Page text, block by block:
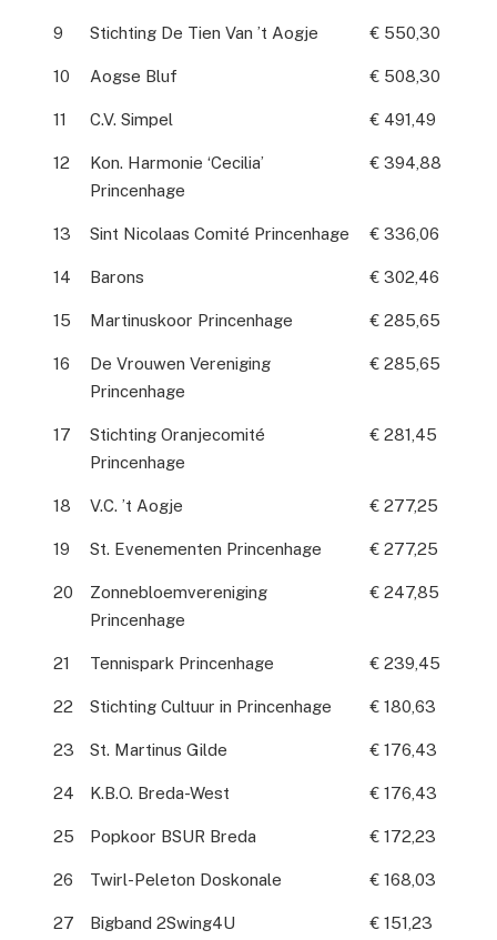
9 Stichting De Tien Van ’t Aogje € 550,30
10 Aogse Bluf € 508,30
11 C.V. Simpel € 491,49
12
Kon. Harmonie ‘Cecilia’
Princenhage
€ 394,88
13 Sint Nicolaas Comité Princenhage € 336,06
14 Barons € 302,46
15 Martinuskoor Princenhage € 285,65
16
De Vrouwen Vereniging
Princenhage
€ 285,65
17
Stichting Oranjecomité
Princenhage
€ 281,45
18 V.C. ’t Aogje € 277,25
19 St. Evenementen Princenhage € 277,25
20
Zonnebloemvereniging
Princenhage
€ 247,85
21 Tennispark Princenhage € 239,45
22 Stichting Cultuur in Princenhage € 180,63
23 St. Martinus Gilde € 176,43
24 K.B.O. Breda-West € 176,43
25 Popkoor BSUR Breda € 172,23
26 Twirl-Peleton Doskonale € 168,03
27 Bigband 2Swing4U € 151,23